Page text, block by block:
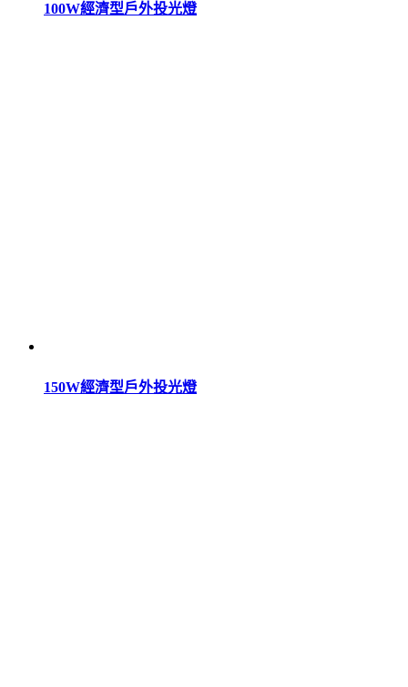
100W經濟型戶外投光燈
150W經濟型戶外投光燈